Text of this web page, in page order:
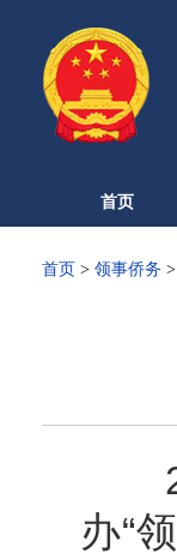
首页
首页 > 领事侨务 >
办“